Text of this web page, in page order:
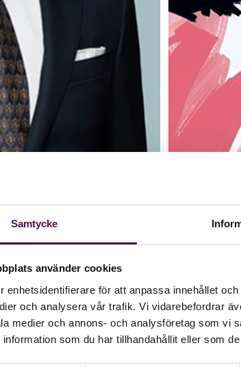
Samtycke
använder cookies
enhetsidentifierare för att anpassa innehållet
och analysera vår trafik. Vi vidarebefordrar
medier och annons- och analysföretag som vi
information som du har tillhandahållit eller som
och konkursförvaltare kan rädda
den som kliver in när dörrar redan slagit igen.
försöker fånga upp företag som fortfarande